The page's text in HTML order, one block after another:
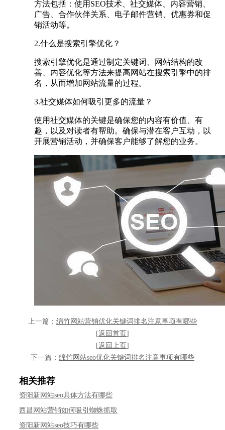
方法包括：使用SEO技术、社交媒体、内容营销、
广告、合作伙伴关系、电子邮件营销、优惠券和促
销活动等。
2.什么是搜索引擎优化？
搜索引擎优化是通过制定关键词、网站结构的改
善、内容优化等方法来提高网站在搜索引擎中的排
名，从而增加网站流量的过程。
3.社交媒体如何吸引更多的流量？
使用社交媒体的关键是确保您的内容有价值、有
趣，以及对读者有帮助。确保与潜在客户互动，以
开展营销活动，并确保客户能够了解您的业务。
上一篇： 绵竹网站营销优化关键词排名注意事项有哪些
[返回首页 ]
[返回上页 ]
下一篇： 绵竹网站seo优化关键词排名注意事项有哪些
相关推荐
资阳新网站seo具体方法有哪些
西昌网站营销如何吸引蜘蛛抓取
资阳新网站seo技巧有哪些